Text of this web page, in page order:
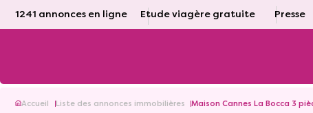
1241 annonces en ligne Etude viagère gratuite Presse
Accueil Liste des annonces immobilières Maison Cannes La Bocca 3